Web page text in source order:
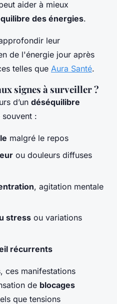
aider à mieux
des énergies.
leur
de l'énergie jour après
telles que Aura Santé.
signes à surveiller ?
d’un déséquilibre
:
malgré le repos
ou douleurs diffuses
, agitation mentale
stress ou variations
récurrents
ces manifestations
de blocages
que tensions